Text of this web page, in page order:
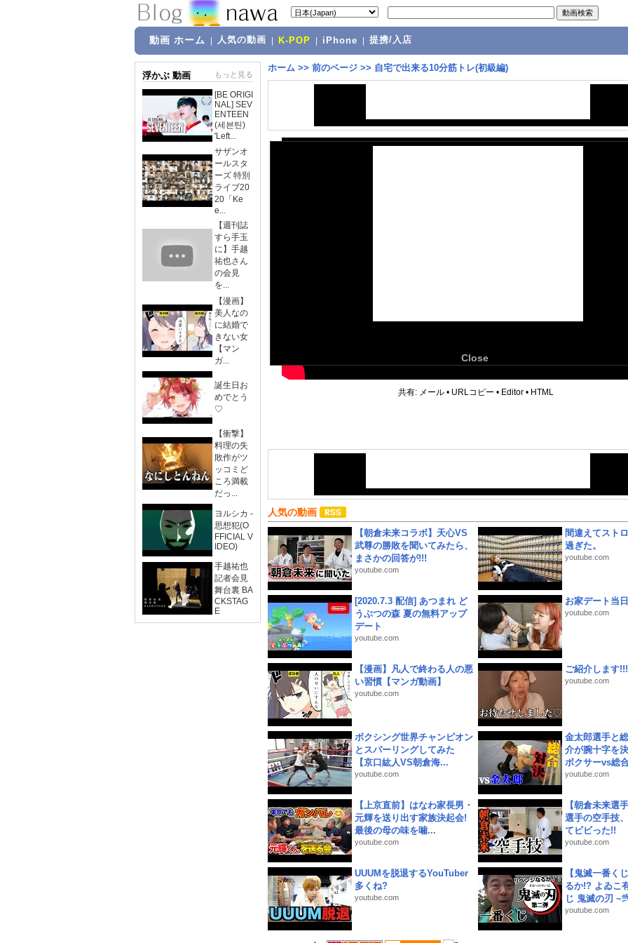
動画 ホーム 人気の動画 K-POP iPhone 提携/入店
浮かぶ 動画 もっと見る
[BE ORIGI
NAL] SEV
ENTEEN
(세븐틴)
'Left...
サザンオ
ールスタ
ーズ 特別
ライブ20
20「Ke
e...
【週刊誌
すら手玉
に】手越
祐也さん
の会見
を...
【漫画】
美人なの
に結婚で
きない女
【マン
ガ...
誕生日お
めでとう
♡
【衝撃】
料理の失
敗作がツ
ッコミど
ころ満載
だっ...
ヨルシカ -
思想犯(O
FFICIAL V
IDEO)
手越祐也
記者会見
舞台裏 BA
CKSTAG
E
ホーム >> 前のページ >> 自宅で出来る10分筋トレ(初級編)
Close
共有: メール • URLコピー • Editor • HTML
人気の動画
【朝倉未来コラボ】天心VS
武尊の勝敗を聞いてみたら、
まさかの回答が!!!
youtube.com
間違えてスト
過ぎた。
youtube.com
[2020.7.3 配信] あつまれ ど
うぶつの森 夏の無料アップ
デート
youtube.com
お家デート当
youtube.com
【漫画】凡人で終わる人の悪
い習慣【マンガ動画】
youtube.com
ご紹介します!!!
youtube.com
ボクシング世界チャンピオン
とスパーリングしてみた
【京口紘人VS朝倉海...
youtube.com
金太郎選手と
介が腕十字を
ボクサーvs総
youtube.com
【上京直前】はなわ家長男・
元輝を送り出す家族決起会!
最後の母の味を噛...
youtube.com
【朝倉未来選
選手の空手技
てビビった!!
youtube.com
UUUMを脱退するYouTuber
多くね?
youtube.com
【鬼滅一番く
るか!? よゐこ
じ 鬼滅の刃 ~
youtube.com